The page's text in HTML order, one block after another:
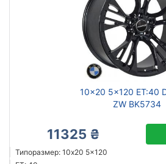
10x20 5x120 ET:40
ZW BK5734
11325 ₴
Типоразмер: 10x20 5x120